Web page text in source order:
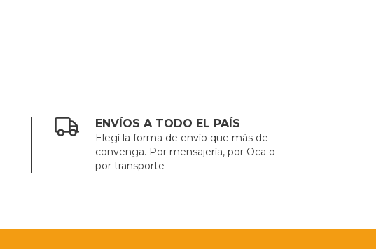
ENVÍOS A TODO EL PAÍS
Elegí la forma de envío que más de
convenga. Por mensajería, por Oca o
por transporte